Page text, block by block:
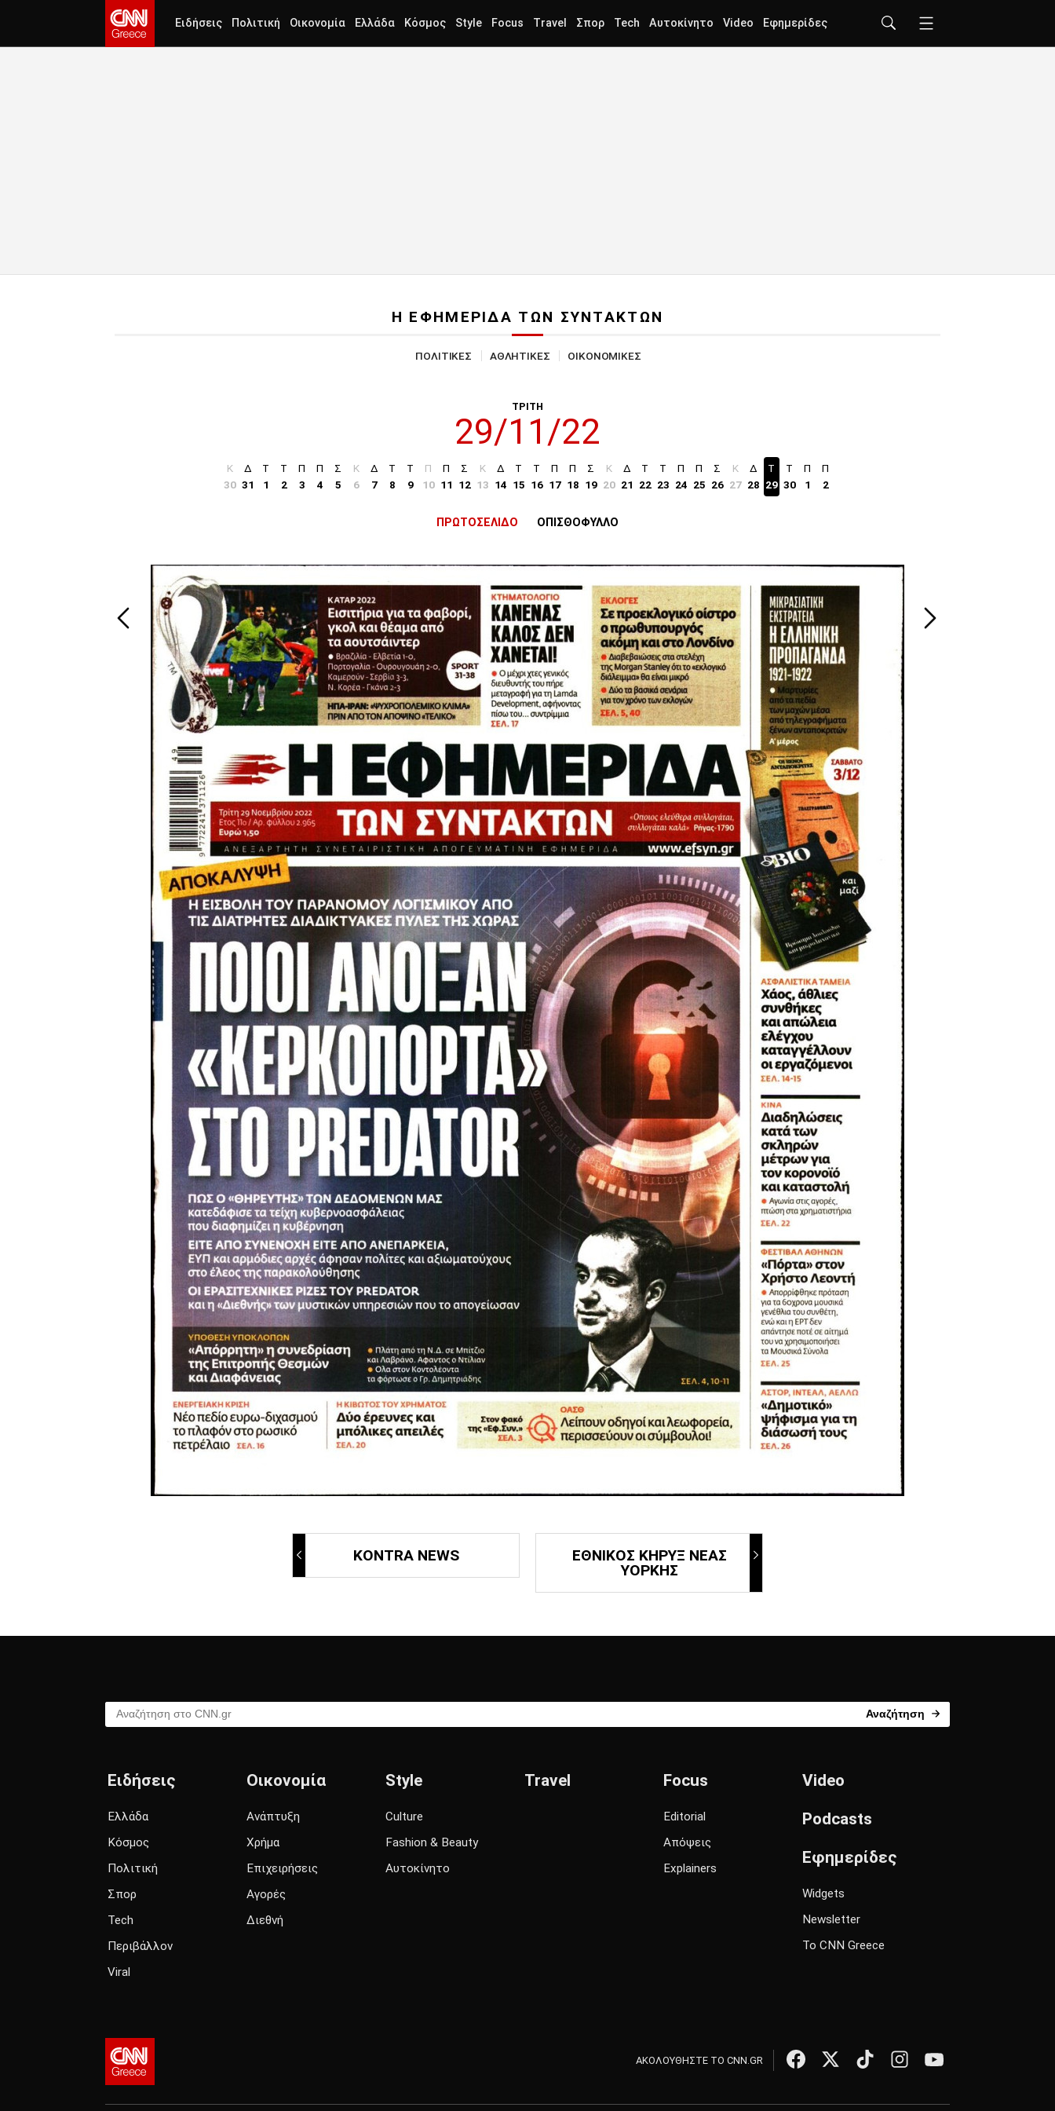
Ειδήσεις Πολιτική Οικονομία Ελλάδα Κόσμος Style Focus Travel Σπορ Tech Αυτοκίνητο Video Εφημερίδες
Η ΕΦΗΜΕΡΙΔΑ ΤΩΝ ΣΥΝΤΑΚΤΩΝ
ΠΟΛΙΤΙΚΕΣ ΑΘΛΗΤΙΚΕΣ ΟΙΚΟΝΟΜΙΚΕΣ
ΤΡΙΤΗ
29/11/22
Κ
30
Δ
31
Τ
1
Τ
2
Π
3
Π
4
Σ
5
Κ
6
Δ
7
Τ
8
Τ
9
Π
10
Π
11
Σ
12
Κ
13
Δ
14
Τ
15
Τ
16
Π
17
Π
18
Σ
19
Κ
20
Δ
21
Τ
22
Τ
23
Π
24
Π
25
Σ
26
Κ
27
Δ
28
Τ
29
Τ
30
Π
1
Π
2
ΠΡΩΤΟΣΕΛΙΔΟ ΟΠΙΣΘΟΦΥΛΛΟ
KONTRA NEWS
ΕΘΝΙΚΟΣ ΚΗΡΥΞ ΝΕΑΣ
ΥΟΡΚΗΣ
Αναζήτηση στο CNN.gr Αναζήτηση
Ειδήσεις
Ελλάδα
Κόσμος
Πολιτική
Σπορ
Tech
Περιβάλλον
Viral
Οικονομία
Ανάπτυξη
Χρήμα
Επιχειρήσεις
Αγορές
Διεθνή
Style
Culture
Fashion & Beauty
Αυτοκίνητο
Travel Focus
Editorial
Απόψεις
Explainers
Video
Podcasts
Εφημερίδες
Widgets
Newsletter
Το CNN Greece
ΑΚΟΛΟΥΘΗΣΤΕ ΤΟ CNN.GR